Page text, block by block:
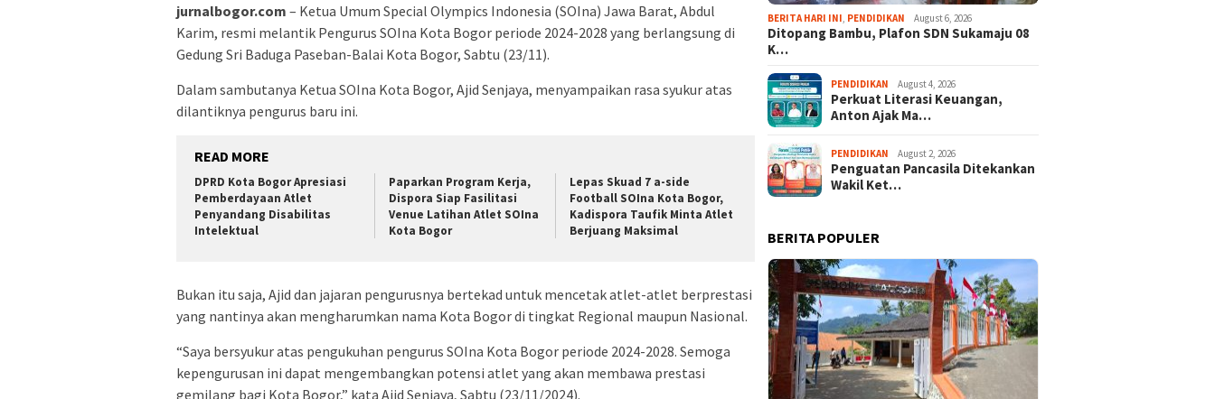
jurnalbogor.com – Ketua Umum Special Olympics Indonesia (SOIna) Jawa Barat, Abdul
Karim, resmi melantik Pengurus SOIna Kota Bogor periode 2024-2028 yang berlangsung di
Gedung Sri Baduga Paseban-Balai Kota Bogor, Sabtu (23/11).
Dalam sambutanya Ketua SOIna Kota Bogor, Ajid Senjaya, menyampaikan rasa syukur atas
dilantiknya pengurus baru ini.
READ MORE
DPRD Kota Bogor Apresiasi
Pemberdayaan Atlet
Penyandang Disabilitas
Intelektual
Paparkan Program Kerja,
Dispora Siap Fasilitasi
Venue Latihan Atlet SOIna
Kota Bogor
Lepas Skuad 7 a-side
Football SOIna Kota Bogor,
Kadispora Taufik Minta Atlet
Berjuang Maksimal
Bukan itu saja, Ajid dan jajaran pengurusnya bertekad untuk mencetak atlet-atlet berprestasi
yang nantinya akan mengharumkan nama Kota Bogor di tingkat Regional maupun Nasional.
“Saya bersyukur atas pengukuhan pengurus SOIna Kota Bogor periode 2024-2028. Semoga
kepengurusan ini dapat mengembangkan potensi atlet yang akan membawa prestasi
gemilang bagi Kota Bogor,” kata Ajid Senjaya, Sabtu (23/11/2024).
BERITA HARI INI PENDIDIKAN August 6, 2026
Ditopang Bambu, Plafon SDN Sukamaju 08
K…
PENDIDIKAN August 4, 2026
Perkuat Literasi Keuangan,
Anton Ajak Ma…
PENDIDIKAN August 2, 2026
Penguatan Pancasila Ditekankan
Wakil Ket…
BERITA POPULER